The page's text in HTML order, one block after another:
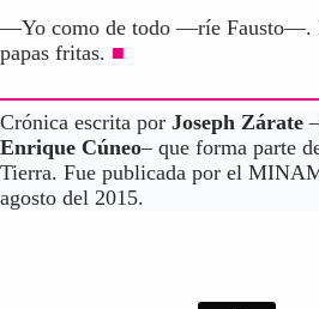
—Yo como de todo —ríe Fausto—.
papas fritas. ■
Crónica escrita por Joseph Zárate
Enrique Cúneo– que forma parte
Tierra. Fue publicada por el
agosto del 2015.